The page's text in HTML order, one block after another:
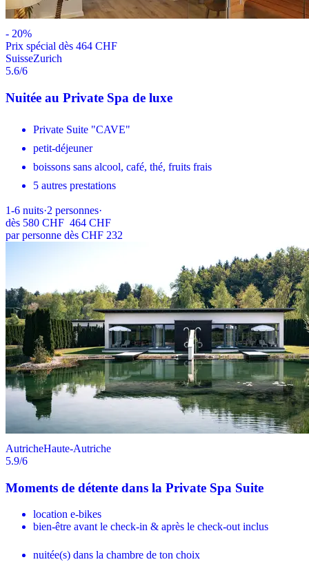
- 20%
Prix ​​spécial dès 464 CHF
SuisseZurich
5.6/6
Nuitée au Private Spa de luxe
Private Suite "CAVE"
petit-déjeuner
boissons sans alcool, café, thé, fruits frais
5 autres prestations
1-6 nuits·2 personnes·
dès 580 CHF 464 CHF
par personne dès CHF 232
AutricheHaute-Autriche
5.9/6
Moments de détente dans la Private Spa Suite
location e-bikes
bien-être avant le check-in & après le check-out inclus
nuitée(s) dans la chambre de ton choix